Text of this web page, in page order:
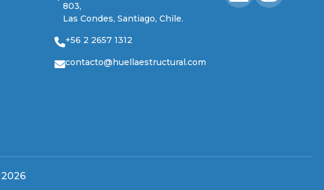
803,
Las Condes, Santiago, Chile.
+56 2 2657 1312
contacto@huellaestructural.com